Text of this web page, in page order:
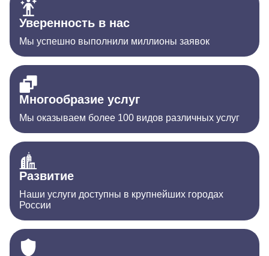
Уверенность в нас
Мы успешно выполнили миллионы заявок
Многообразие услуг
Мы оказываем более 100 видов различных услуг
Развитие
Наши услуги доступны в крупнейших городах
России